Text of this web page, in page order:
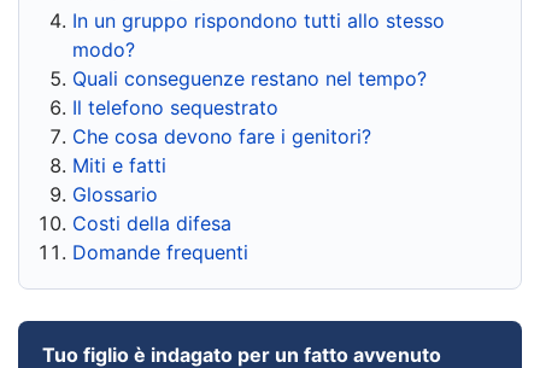
In un gruppo rispondono tutti allo stesso
modo?
Quali conseguenze restano nel tempo?
Il telefono sequestrato
Che cosa devono fare i genitori?
Miti e fatti
Glossario
Costi della difesa
Domande frequenti
Tuo figlio è indagato per un fatto avvenuto